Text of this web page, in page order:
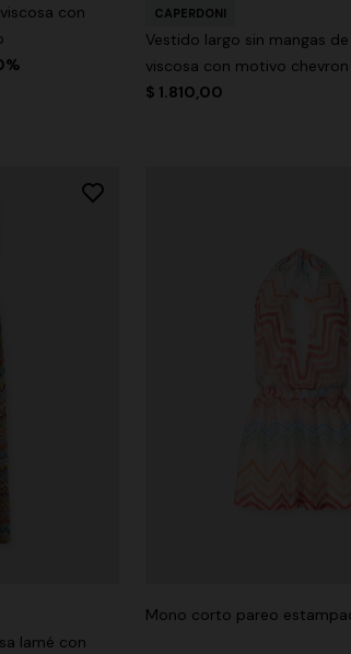
con
CAPERDONI
Vestido largo sin mangas
viscosa con motivo chevron
$ 1.810,00
lamé con
Mono corto pareo